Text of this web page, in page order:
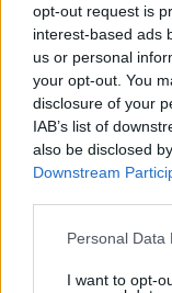
opt-out request is
interest-based ads
us or personal
your opt-out. You
disclosure of your
IAB’s list of
also be disclosed
Downstream
Please note that
not limited to your
Personal Data
I want to opt-
άτυπων
αυτή τη φορά
Σύμφωνα με τη
Ομάδα
Αντιμετώπιση
όπου
ασθενείς
νοσοκομείο
(ανορεξία,
ως το